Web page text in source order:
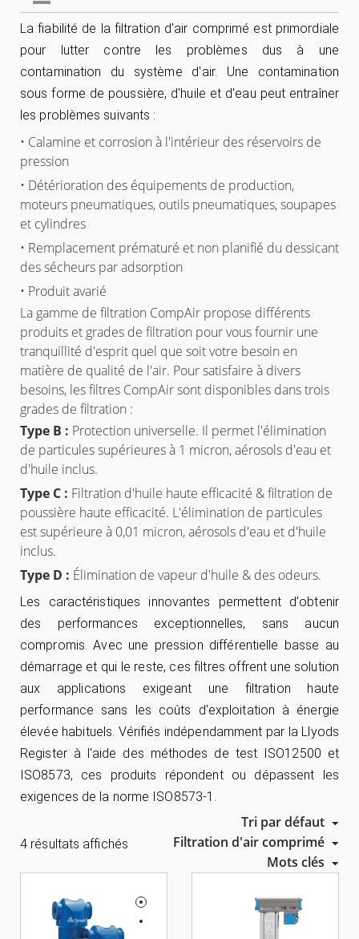
La fiabilité de la filtration d'air comprimé est primordiale
pour lutter contre les problèmes dus à une
contamination du système d'air. Une contamination
sous forme de poussière, d'huile et d'eau peut entraîner
les problèmes suivants :
• Calamine et corrosion à l'intérieur des réservoirs de
pression
• Détérioration des équipements de production,
moteurs pneumatiques, outils pneumatiques, soupapes
et cylindres
• Remplacement prématuré et non planifié du dessicant
des sécheurs par adsorption
• Produit avarié
La gamme de filtration CompAir propose différents
produits et grades de filtration pour vous fournir une
tranquillité d'esprit quel que soit votre besoin en
matière de qualité de l'air. Pour satisfaire à divers
besoins, les filtres CompAir sont disponibles dans trois
grades de filtration :
Type B : Protection universelle. Il permet l'élimination
de particules supérieures à 1 micron, aérosols d'eau et
d'huile inclus.
Type C : Filtration d'huile haute efficacité & filtration de
poussière haute efficacité. L'élimination de particules
est supérieure à 0,01 micron, aérosols d'eau et d'huile
inclus.
Type D : Élimination de vapeur d'huile & des odeurs.
Les caractéristiques innovantes permettent d'obtenir
des performances exceptionnelles, sans aucun
compromis. Avec une pression différentielle basse au
démarrage et qui le reste, ces filtres offrent une solution
aux applications exigeant une filtration haute
performance sans les coûts d'exploitation à énergie
élevée habituels. Vérifiés indépendamment par la Llyods
Register à l'aide des méthodes de test ISO12500 et
ISO8573, ces produits répondent ou dépassent les
exigences de la norme ISO8573-1.
4 résultats affichés
Tri par défaut
Filtration d'air comprimé
Mots clés